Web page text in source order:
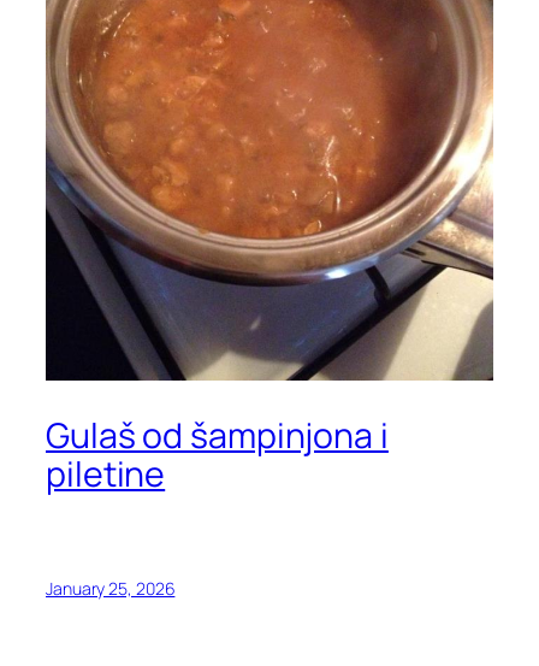
Gulaš od šampinjona i
piletine
January 25, 2026